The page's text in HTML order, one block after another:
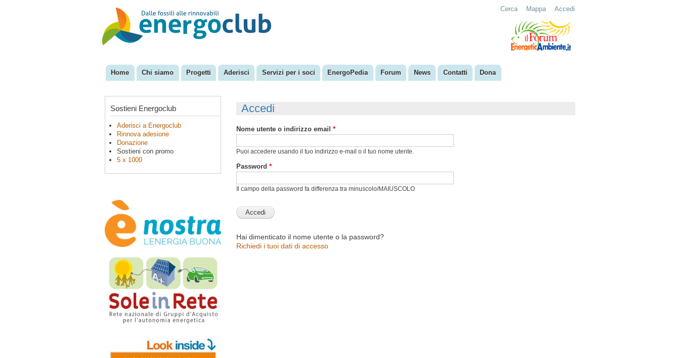
EnergoClub
per la
riconversione
del sistema
Menu principale
Home Chi siamo Progetti Aderisci Servizi per i soci EnergoPedia Forum News Contatti Dona
Cerca Mappa Accedi
Sostieni Energoclub
Aderisci a Energoclub
Rinnova adesione
Donazione
Sostieni con promo
5 x 1000
Accedi
Nome utente o indirizzo email *
Puoi accedere usando il tuo indirizzo e-mail o il tuo nome utente.
Password *
Il campo della password fa differenza tra minuscolo/MAIUSCOLO
Hai dimenticato il nome utente o la password?
Richiedi i tuoi dati di accesso